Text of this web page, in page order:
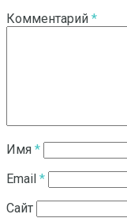
Комментарий *
Имя *
Email *
Сайт